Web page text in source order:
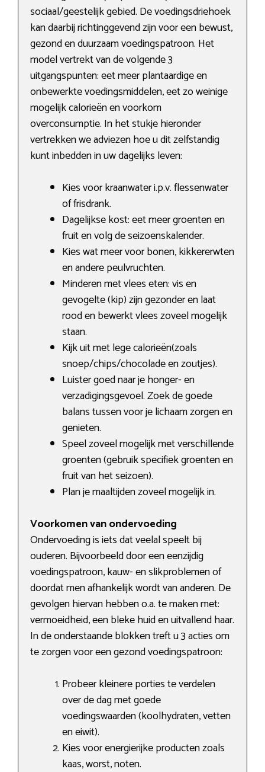
sociaal/geestelijk gebied. De voedingsdriehoek
kan daarbij richtinggevend zijn voor een bewust,
gezond en duurzaam voedingspatroon. Het
model vertrekt van de volgende 3
uitgangspunten: eet meer plantaardige en
onbewerkte voedingsmiddelen, eet zo weinige
mogelijk calorieën en voorkom
overconsumptie. In het stukje hieronder
vertrekken we adviezen hoe u dit zelfstandig
kunt inbedden in uw dagelijks leven:
Kies voor kraanwater i.p.v. flessenwater
of frisdrank.
Dagelijkse kost: eet meer groenten en
fruit en volg de seizoenskalender.
Kies wat meer voor bonen, kikkererwten
en andere peulvruchten.
Minderen met vlees eten: vis en
gevogelte (kip) zijn gezonder en laat
rood en bewerkt vlees zoveel mogelijk
staan.
Kijk uit met lege calorieën(zoals
snoep/chips/chocolade en zoutjes).
Luister goed naar je honger- en
verzadigingsgevoel. Zoek de goede
balans tussen voor je lichaam zorgen en
genieten.
Speel zoveel mogelijk met verschillende
groenten (gebruik specifiek groenten en
fruit van het seizoen).
Plan je maaltijden zoveel mogelijk in.
Voorkomen van ondervoeding
Ondervoeding is iets dat veelal speelt bij
ouderen. Bijvoorbeeld door een eenzijdig
voedingspatroon, kauw- en slikproblemen of
doordat men afhankelijk wordt van anderen. De
gevolgen hiervan hebben o.a. te maken met:
vermoeidheid, een bleke huid en uitvallend haar.
In de onderstaande blokken treft u 3 acties om
te zorgen voor een gezond voedingspatroon:
Probeer kleinere porties te verdelen
over de dag met goede
voedingswaarden (koolhydraten, vetten
en eiwit).
Kies voor energierijke producten zoals
kaas, worst, noten.